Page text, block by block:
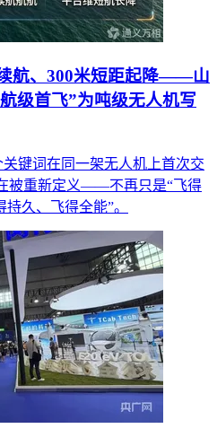
航、300米短距起降——山
级首飞”为吨级无人机写
关键词在同一架无人机上首次交
被重新定义——不再只是“飞得
久、飞得全能”。